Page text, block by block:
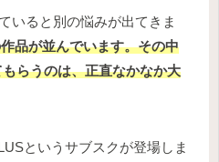
いると別の悩みが出てきま
品が並んでいます。その中
らうのは、正直なかなか大
というサブスクが登場しま